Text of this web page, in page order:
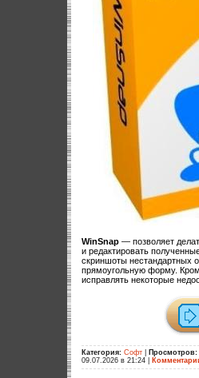
WinSnap — позволяет
и редактировать
скриншоты нестандартных
прямоугольную форму.
исправлять некоторые
Категория: Софт Просмотров:
09.07.2026 в 21:24